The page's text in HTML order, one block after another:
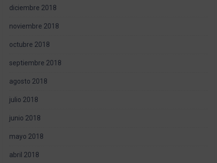
diciembre 2018
noviembre 2018
octubre 2018
septiembre 2018
agosto 2018
julio 2018
junio 2018
mayo 2018
abril 2018